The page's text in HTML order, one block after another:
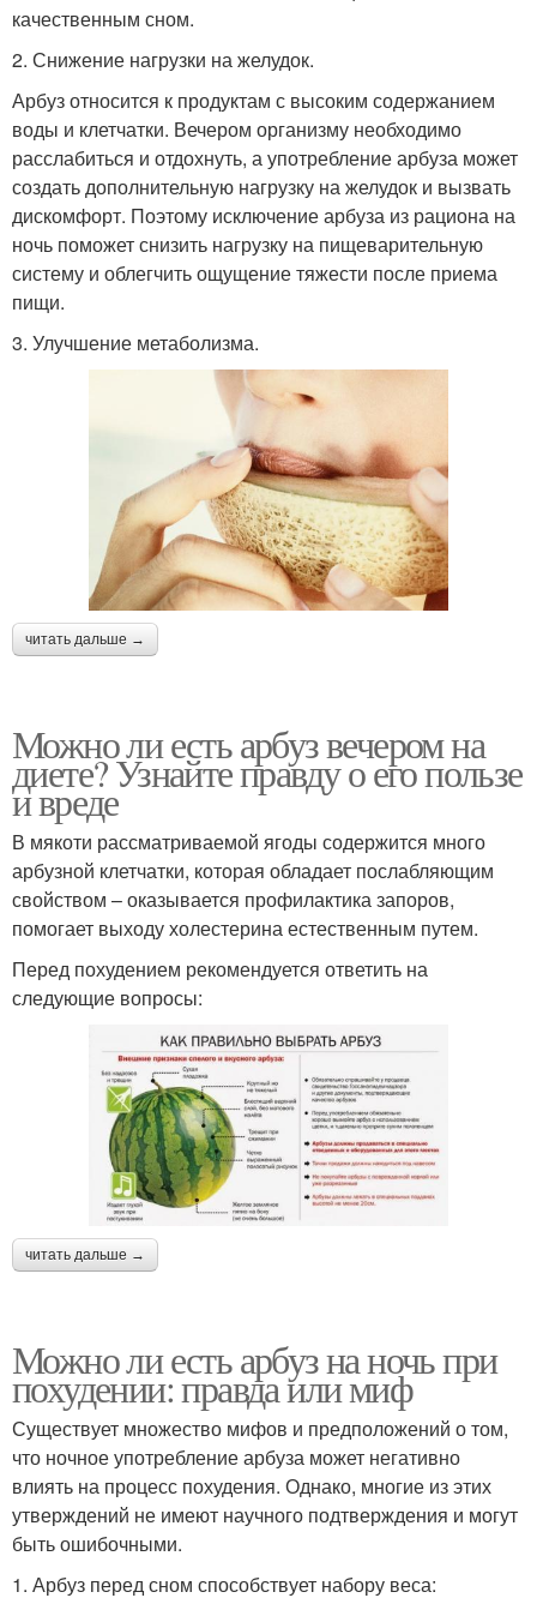
качественным сном.
2. Снижение нагрузки на желудок.
Арбуз относится к продуктам с высоким содержанием
воды и клетчатки. Вечером организму необходимо
расслабиться и отдохнуть, а употребление арбуза может
создать дополнительную нагрузку на желудок и вызвать
дискомфорт. Поэтому исключение арбуза из рациона на
ночь поможет снизить нагрузку на пищеварительную
систему и облегчить ощущение тяжести после приема
пищи.
3. Улучшение метаболизма.
читать дальше →
Можно ли есть арбуз вечером на
диете? Узнайте правду о его пользе
и вреде
В мякоти рассматриваемой ягоды содержится много
арбузной клетчатки, которая обладает послабляющим
свойством – оказывается профилактика запоров,
помогает выходу холестерина естественным путем.
Перед похудением рекомендуется ответить на
следующие вопросы:
читать дальше →
Можно ли есть арбуз на ночь при
похудении: правда или миф
Существует множество мифов и предположений о том,
что ночное употребление арбуза может негативно
влиять на процесс похудения. Однако, многие из этих
утверждений не имеют научного подтверждения и могут
быть ошибочными.
1. Арбуз перед сном способствует набору веса: